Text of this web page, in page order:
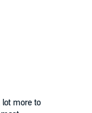
lot more to